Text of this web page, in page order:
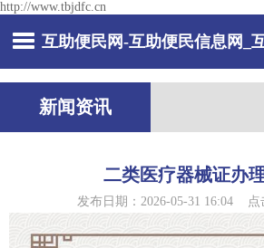
http://www.tbjdfc.cn
互助便民网-互助便民信息网_
新闻资讯
二类医疗器械证办
发布日期：2026-05-31 16:04 点